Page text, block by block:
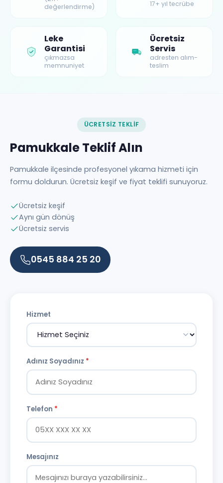
değerlendirme)
17+ yıl tecrübe
Leke
Garantisi
çıkmazsa
memnuniyet
Ücretsiz
Servis
adresten alım-
teslim
ÜCRETSIZ TEKLIF
Pamukkale Teklif Alın
Pamukkale ilçesinde profesyonel yıkama hizmeti için
formu doldurun. Ücretsiz keşif ve fiyat teklifi sunuyoruz.
Ücretsiz keşif
Aynı gün dönüş
Ücretsiz servis
0545 884 25 20
Hizmet
Adınız Soyadınız *
Telefon *
Mesajınız